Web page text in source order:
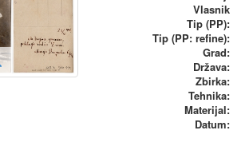
Vlasnik
Tip (PP):
Tip (PP: refine):
Grad:
Država:
Zbirka:
Tehnika:
Materijal:
Datum: